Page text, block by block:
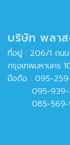
บริษัท พลา
ที่อยู่ : 206/1 ถน
กรุงเทพมหานคร
มือถือ : 095-
095-939-
085-569-